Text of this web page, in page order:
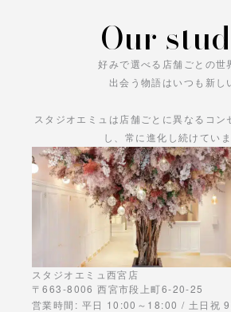
Our
好みで選べる店舗ごとの世
出会う物語はいつも新し
スタジオエミュは店舗ごとに異なるコン
し、常に進化し続けていま
あなただけの物語をお楽しみく
スタジオエミュ西宮店
〒663-8006 西宮市段上町6-20-25
営業時間: 平日 10:00～18:00 / 土日祝